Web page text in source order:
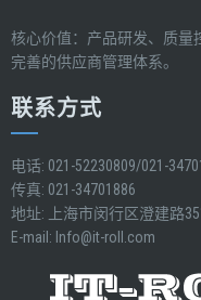
核心价值：产品研发、质量
完善的供应商管理体系。
联系方式
电话: 021-52230809/021-
传真: 021-34701886
地址: 上海市闵行区澄建路
E-mail: Info@it-roll.com